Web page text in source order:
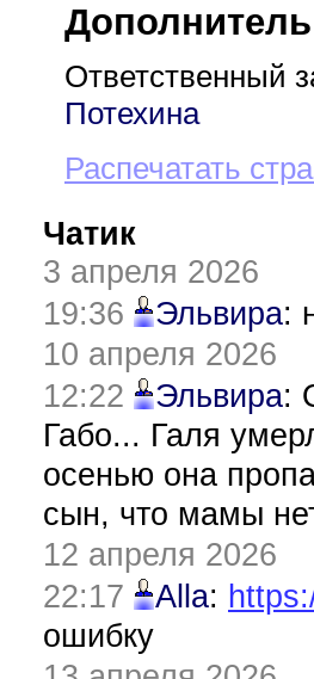
Ответственный
Потехина
Распечатать
Чатик
3 апреля 2026
19:36
Эльвира:
10 апреля 2026
12:22
Эльвира:
Габо... Галя
осенью она
сын, что мамы
12 апреля 2026
22:17
Alla:
ошибку